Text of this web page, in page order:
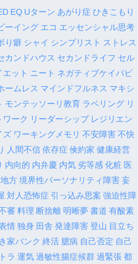
EQ Uターン あがり症 ひきこもり
ーイング エコ エッセンシャル思考
り癖 シャイ シンプリスト ストレス
カンドハウス セカンドライフ セル
エット ニート ネガティブケイパビ
ームレス マインドフルネス マキシ
モンテッソーリ教育 ラベリング リ
ワーク リーダーシップ レジリエン
ズ ワーキングメモリ 不安障害 不快
人間不信 依存症 倹約家 健康経営
内向的 内弁慶 内気 劣等感 化粧 医
地方 境界性パーソナリティ障害 妄
対人恐怖症 引っ込み思案 強迫性障
審 料理 断捨離 明晰夢 書道 有酸素
情独身 田舎 発達障害 登山 目立ち
家バンク 終活 臆病 自己否定 自己
ラ 運気 過敏性腸症候群 過緊張 都